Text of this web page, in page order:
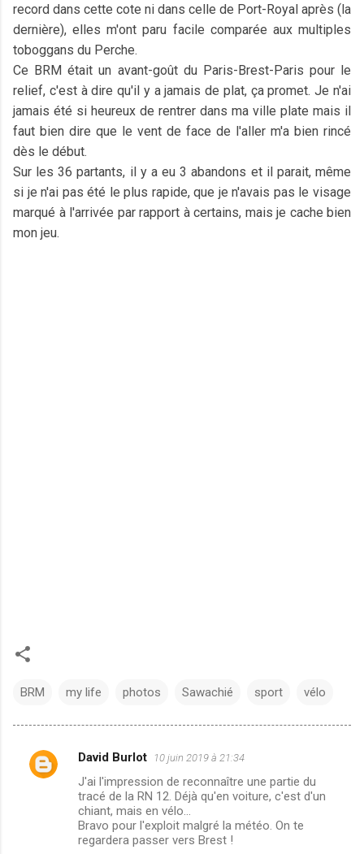
record dans cette cote ni dans celle de Port-Royal après (la
dernière), elles m'ont paru facile comparée aux multiples
toboggans du Perche.
Ce BRM était un avant-goût du Paris-Brest-Paris pour le
relief, c'est à dire qu'il y a jamais de plat, ça promet. Je n'ai
jamais été si heureux de rentrer dans ma ville plate mais il
faut bien dire que le vent de face de l'aller m'a bien rincé
dès le début.
Sur les 36 partants, il y a eu 3 abandons et il parait, même
si je n'ai pas été le plus rapide, que je n'avais pas le visage
marqué à l'arrivée par rapport à certains, mais je cache bien
mon jeu.
BRM my life photos Sawachié sport vélo
C
David Burlot 10 juin 2019 à 21:34
J'ai l'impression de reconnaître une partie du
tracé de la RN 12. Déjà qu'en voiture, c'est d'un
chiant, mais en vélo...
Bravo pour l'exploit malgré la météo. On te
regardera passer vers Brest !